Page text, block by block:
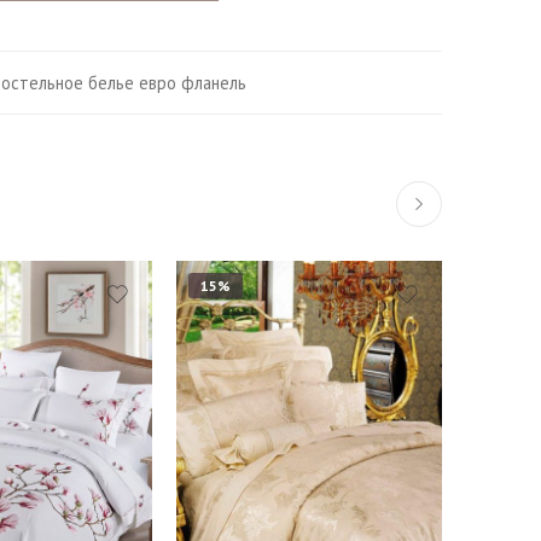
белье евро фланель
15%
Евро
Евро макси
Семейный